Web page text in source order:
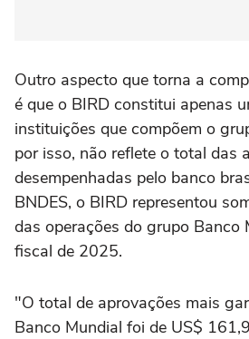
Outro aspecto que torna a
é que o BIRD constitui apenas
instituições que compõem o
por isso, não reflete o total das
desempenhadas pelo banco
BNDES, o BIRD representou
das operações do grupo Banco
fiscal de 2025.
"O total de aprovações mais
Banco Mundial foi de US$